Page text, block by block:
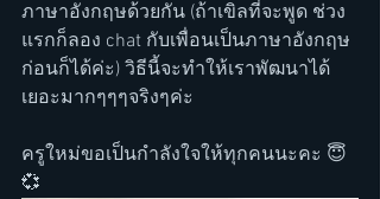
ภาษาอังกฤษด้วยกัน (ถ้าเขิลที่จะพูด ช่วง
แรกก็ลอง chat กับเพื่อนเป็นภาษาอังกฤษ
ก่อนก็ได้ค่ะ) วิธีนี้จะทำให้เราพัฒนาได้
เยอะมากๆๆๆจริงๆค่ะ
ครูใหม่ขอเป็นกำลังใจให้ทุกคนนะคะ 😇
💞